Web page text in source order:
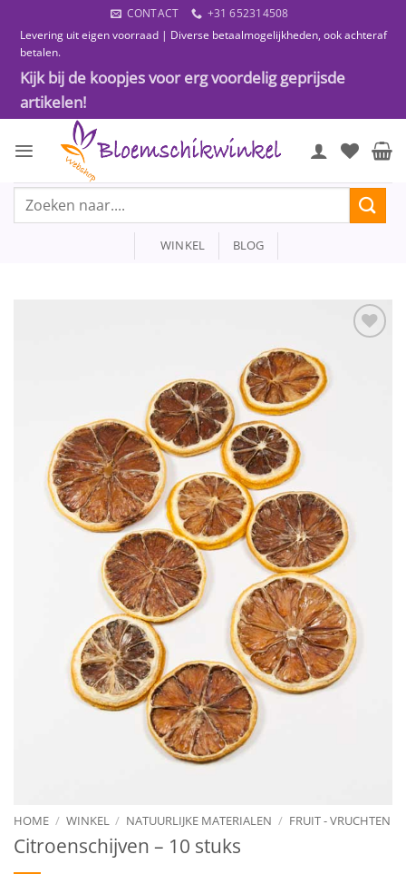
naar
inhoud
CONTACT
+31 652314508
Levering uit eigen voorraad | Diverse betaalmogelijkheden, ook achteraf
betalen.
Kijk bij de koopjes voor erg voordelig geprijsde
artikelen!
Zoeken
WINKEL BLOG
wenslijst
HOME / WINKEL / NATUURLIJKE MATERIALEN / FRUIT - VRUCHTEN
Citroenschijven – 10 stuks